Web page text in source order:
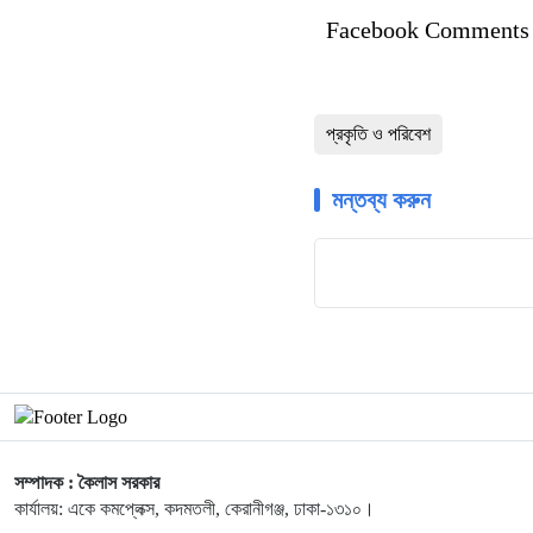
Facebook
প্রকৃতি ও পরিবেশ
মন্তব্য করুন
সম্পাদক : কৈলাস সরকার
কার্যালয়: একে কমপ্লেক্স, কদমতলী, কেরানীগঞ্জ, ঢাকা-১৩১০।